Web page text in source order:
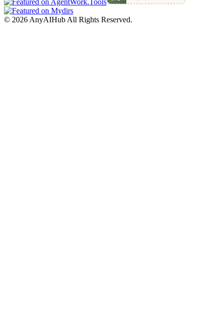
© 2026 AnyAIHub All Rights Reserved.